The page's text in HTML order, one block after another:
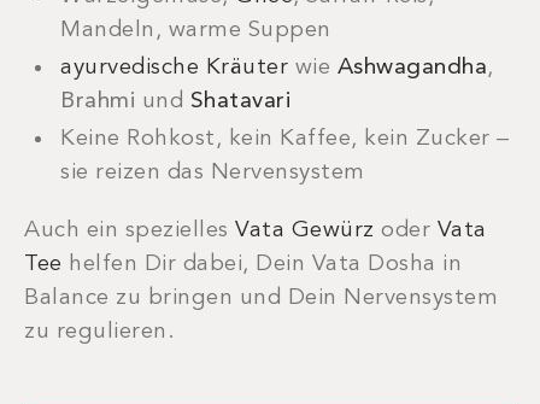
Mandeln, warme Suppen
ayurvedische Kräuter wie Ashwagandha,
Brahmi und Shatavari
Keine Rohkost, kein Kaffee, kein Zucker –
sie reizen das Nervensystem
Auch ein spezielles Vata Gewürz oder Vata
Tee helfen Dir dabei, Dein Vata Dosha in
Balance zu bringen und Dein Nervensystem
zu regulieren.